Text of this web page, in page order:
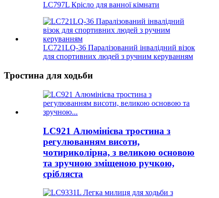
LC797L Крісло для ванної кімнати
LC721LQ-36 Паралізований інвалідний візок
для спортивних людей з ручним керуванням
Тростина для ходьби
LC921 Алюмінієва тростина з
регулюванням висоти,
чотириколірна, з великою основою
та зручною зміщеною ручкою,
срібляста